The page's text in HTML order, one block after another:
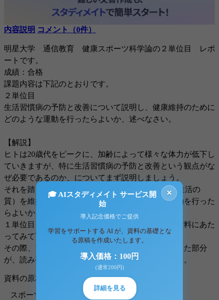
内容説明 コメント（0件）
明星大学 通信教育 健康スポーツ科学論の２単位目 レポ
ートです。
成績：合格
課題内容は下記のとおりです。
２単位目
生活習慣病の予防と改善について説明し、健康維持のために
どのような運動を行ったらよいか、述べなさい。
【解説】
ヒトは20歳代をピークに、加齢によって様々な体力が低下し
ていきますが、特に生活習慣病の予防と改善という観点がな
ぜ必要であるのか、についてまず説明しましょう。
それを踏まえて、あなたが健康を維持し、QOL（生活の
質）を維持・向上していくために、どのような運動を行った
らよいか、簡潔にまとめてください。
１単位目と同様に、教科書以外にも積極的に他の資料にあた
ってみて下さい。
その際、引用・参考にした部分と、皆さんが考察した部分
が、読み手にもきちんとわかるように書きましょう。
資料の原本内容
スポーツ健康科学論２
×
🎓 AIスタディメイト サービス開
始
導入記念価格でご提供
学習をサポートする AI が、資料の基礎とな
る原稿を作成いたします。
導入価格：100円
(通常200円)
詳細を見る